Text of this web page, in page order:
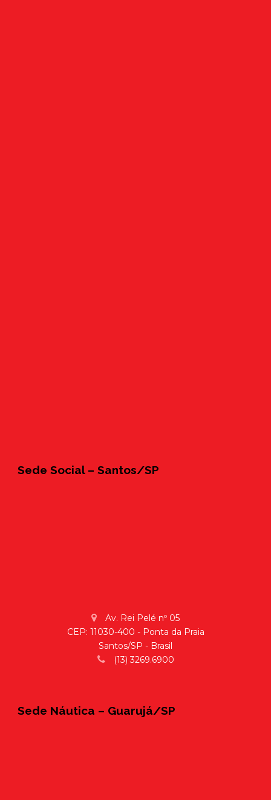
Sede Social – Santos/SP
Av. Rei Pelé nº 05
CEP: 11030-400 - Ponta da Praia
Santos/SP - Brasil
(13) 3269.6900
Sede Náutica – Guarujá/SP